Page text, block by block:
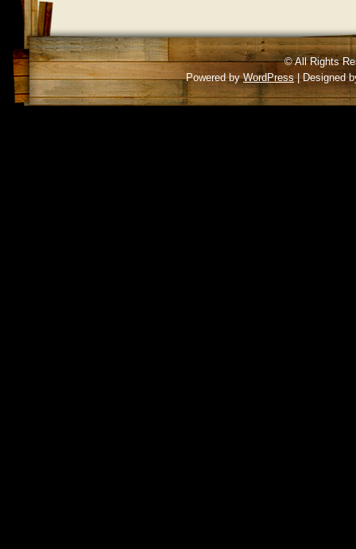
© All Rights
Powered byWordPress| Designed